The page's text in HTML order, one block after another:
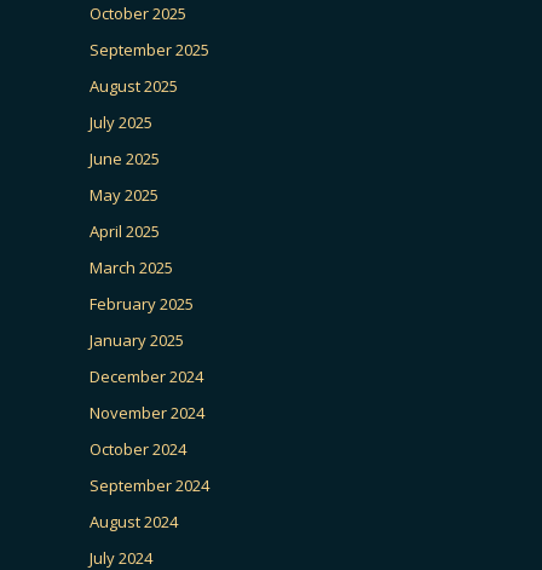
October 2025
September 2025
August 2025
July 2025
June 2025
May 2025
April 2025
March 2025
February 2025
January 2025
December 2024
November 2024
October 2024
September 2024
August 2024
July 2024